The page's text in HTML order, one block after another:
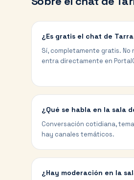
¿Es gratis el chat de
Sí, completamente gratis.
entra directamente en
¿Qué se habla en la sala
Conversación cotidiana,
hay canales temáticos.
¿Hay moderación en la